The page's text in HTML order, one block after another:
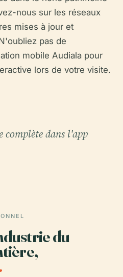
nous sur les réseaux
mises à jour et
pas de
mobile Audiala pour
lors de votre visite.
dans l'app
du